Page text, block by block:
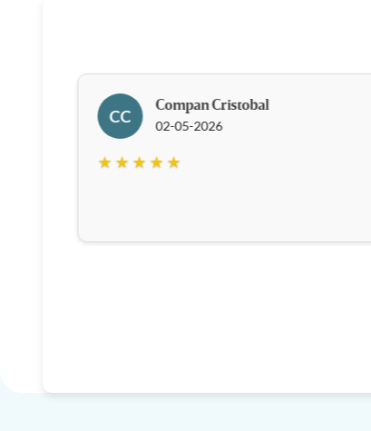
CC
Compan Cristobal
02-05-2026
★ ★ ★ ★ ★